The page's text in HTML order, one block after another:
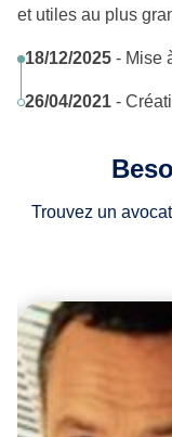
et utiles au plus
18/12/2025 - Mise
26/04/2021 -
Trouvez un